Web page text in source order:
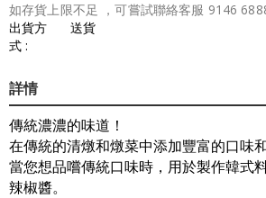
如存貨上限不足 ，可嘗試聯絡客服 9146
出貨方
式 :
送貨
詳情
傳統濃濃的味道！
在傳統的清燉和燉菜中添加豐富的口味和
當您想品嚐傳統口味時，用於製作韓式
辣椒醬。